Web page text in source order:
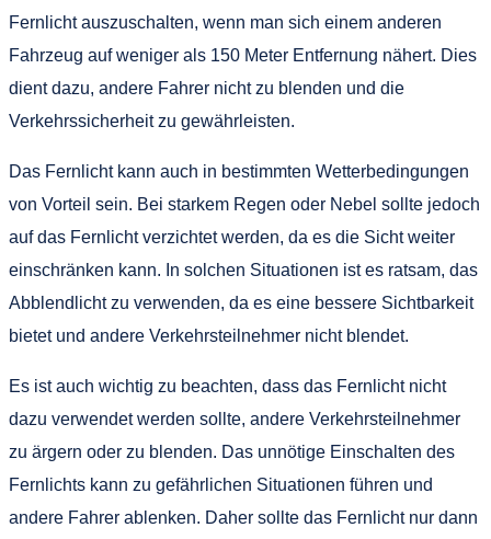
Fernlicht auszuschalten, wenn man sich einem anderen
Fahrzeug auf weniger als 150 Meter Entfernung nähert. Dies
dient dazu, andere Fahrer nicht zu blenden und die
Verkehrssicherheit zu gewährleisten.
Das Fernlicht kann auch in bestimmten Wetterbedingungen
von Vorteil sein. Bei starkem Regen oder Nebel sollte jedoch
auf das Fernlicht verzichtet werden, da es die Sicht weiter
einschränken kann. In solchen Situationen ist es ratsam, das
Abblendlicht zu verwenden, da es eine bessere Sichtbarkeit
bietet und andere Verkehrsteilnehmer nicht blendet.
Es ist auch wichtig zu beachten, dass das Fernlicht nicht
dazu verwendet werden sollte, andere Verkehrsteilnehmer
zu ärgern oder zu blenden. Das unnötige Einschalten des
Fernlichts kann zu gefährlichen Situationen führen und
andere Fahrer ablenken. Daher sollte das Fernlicht nur dann